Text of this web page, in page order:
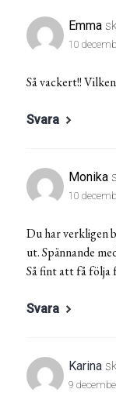
Emma
10
Så vackert!!
Svara
Monika
10
Du har verkligen
ut. Spännande
Så fint att få följa
Svara
Karina
9